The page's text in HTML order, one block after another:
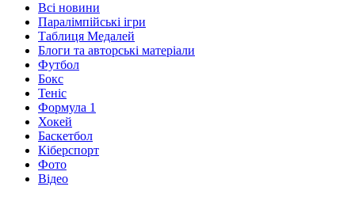
Всі новини
Паралімпійські ігри
Таблиця Медалей
Блоги та авторські матеріали
Футбол
Бокс
Теніс
Формула 1
Хокей
Баскетбол
Кіберспорт
Фото
Відео